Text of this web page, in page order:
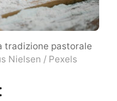
tradizione pastorale
Nielsen / Pexels